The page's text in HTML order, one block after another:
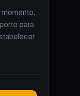
para